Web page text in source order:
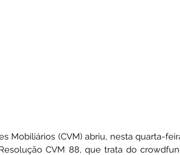
Mobiliários (CVM) abriu, nesta quarta-
CVM 88, que trata do